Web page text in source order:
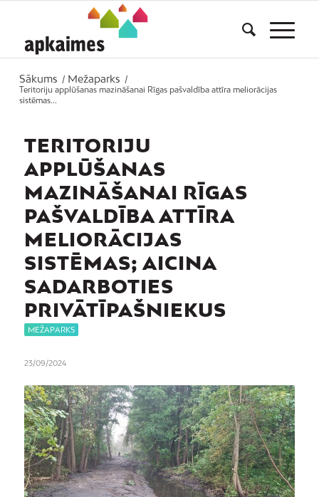
Sākums / Mežaparks
/
Teritoriju applūšanas mazināšanai Rīgas pašvaldība attīra meliorācijas
sistēmas...
TERITORIJU
APPLŪŠANAS
MAZINĀŠANAI RĪGAS
PAŠVALDĪBA ATTĪRA
MELIORĀCIJAS
SISTĒMAS; AICINA
SADARBOTIES
PRIVĀTĪPAŠNIEKUS
MEŽAPARKS
23/09/2024